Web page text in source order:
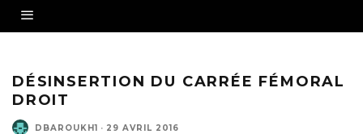
DÉSINSERTION DU CARRÉE FÉMORAL
DROIT
DBAROUKH1 · 29 AVRIL 2016